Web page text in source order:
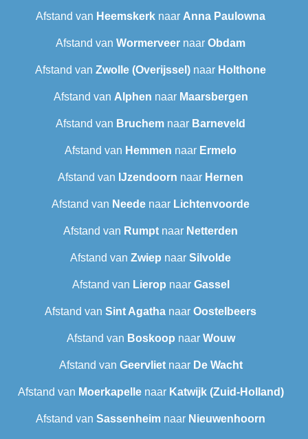
Afstand van Heemskerk naar Anna Paulowna
Afstand van Wormerveer naar Obdam
Afstand van Zwolle (Overijssel) naar Holthone
Afstand van Alphen naar Maarsbergen
Afstand van Bruchem naar Barneveld
Afstand van Hemmen naar Ermelo
Afstand van IJzendoorn naar Hernen
Afstand van Neede naar Lichtenvoorde
Afstand van Rumpt naar Netterden
Afstand van Zwiep naar Silvolde
Afstand van Lierop naar Gassel
Afstand van Sint Agatha naar Oostelbeers
Afstand van Boskoop naar Wouw
Afstand van Geervlietnaar De Wacht
Afstand van Moerkapellenaar Katwijk (Zuid-Holland)
Afstand van Sassenheim naar Nieuwenhoorn